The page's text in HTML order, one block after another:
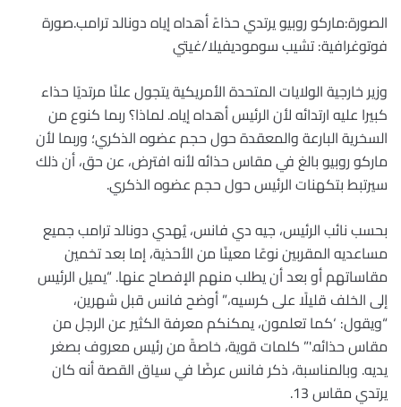
الصورة:ماركو روبيو يرتدي حذاءً أهداه إياه دونالد ترامب.صورة
فوتوغرافية: تشيب سوموديفيلا/غيتي
وزير خارجية الولايات المتحدة الأمريكية يتجول علنًا مرتديًا حذاء
كبيرا عليه ارتدائه لأن الرئيس أهداه إياه. لماذا؟ ربما كنوع من
السخرية البارعة والمعقدة حول حجم عضوه الذكري؛ وربما لأن
ماركو روبيو بالغ في مقاس حذائه لأنه افترض، عن حق، أن ذلك
سيرتبط بتكهنات الرئيس حول حجم عضوه الذكري.
بحسب نائب الرئيس، جيه دي فانس، يُهدي دونالد ترامب جميع
مساعديه المقربين نوعًا معينًا من الأحذية، إما بعد تخمين
مقاساتهم أو بعد أن يطلب منهم الإفصاح عنها. “يميل الرئيس
إلى الخلف قليلًا على كرسيه،” أوضح فانس قبل شهرين،
“ويقول: ‘كما تعلمون، يمكنكم معرفة الكثير عن الرجل من
مقاس حذائه.'” كلمات قوية، خاصةً من رئيس معروف بصغر
يديه. وبالمناسبة، ذكر فانس عرضًا في سياق القصة أنه كان
يرتدي مقاس 13.